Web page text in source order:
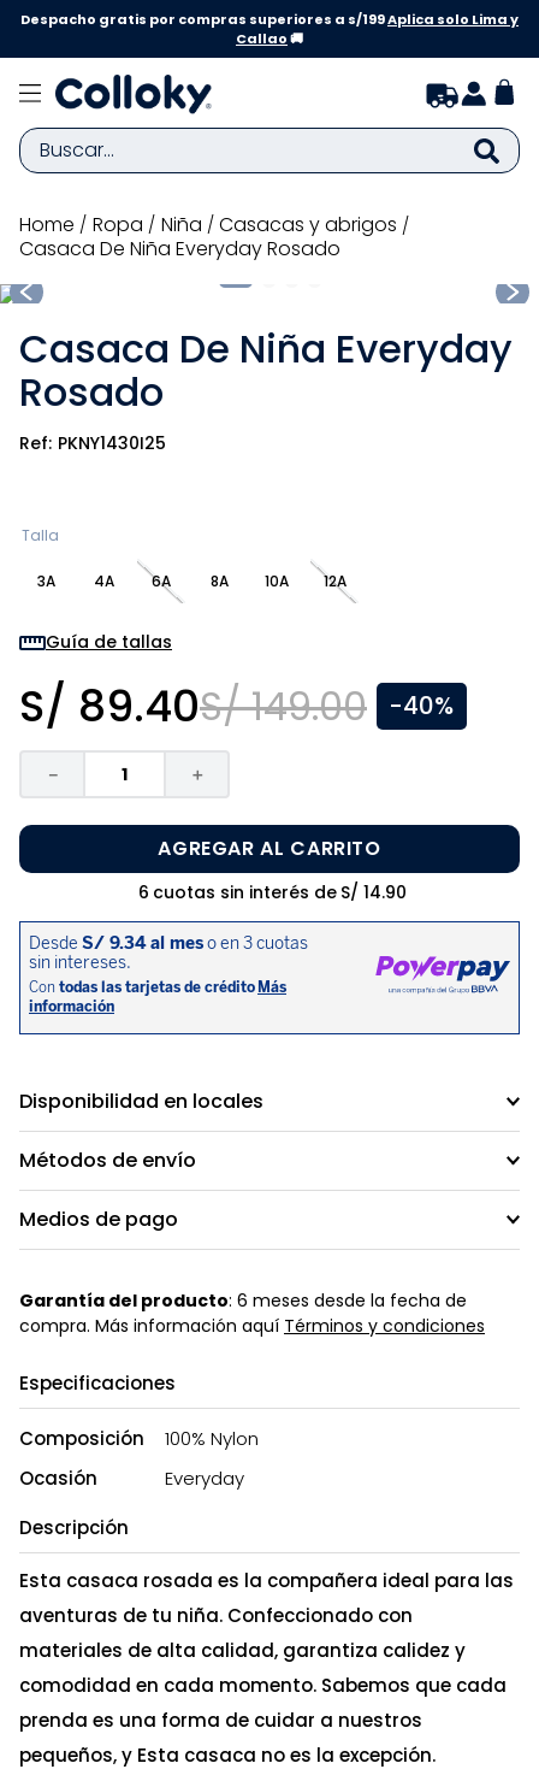
Despacho gratis por compras superiores a s/199Aplica solo Lima y
Callao🚚
Buscar...
ropa niña
casacas y abrigos
Casaca De Niña Everyday Rosado
Casaca De Niña Everyday
Rosado
PKNY1430I25
Talla
3A 4A 6A 8A 10A 12A
Guía de tallas
S/ 89.40S/ 149.00 -40%
＋
－
AGREGAR AL CARRITO
6 cuotas sin interés de S/ 14.90
Disponibilidad en locales
Métodos de envío
Medios de pago
Garantía del producto: 6 meses desde la fecha de
compra. Más información aquí Términos y condiciones
Especificaciones
Composición
100% Nylon
Ocasión
Everyday
Descripción
Esta casaca rosada es la compañera ideal para las
aventuras de tu niña. Confeccionado con
materiales de alta calidad, garantiza calidez y
comodidad en cada momento. Sabemos que cada
prenda es una forma de cuidar a nuestros
pequeños, y Esta casaca no es la excepción.
TÉRMINOS MÁS BUSCADOS
1.
zapatillas niña
2.
3.
medias
4.
sandalias
10. sandalias niño